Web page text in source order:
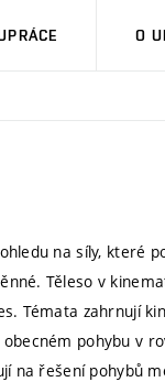
O
na síly, které
Těleso v
Témata zahrnují
pohybu v
na řešení pohybů